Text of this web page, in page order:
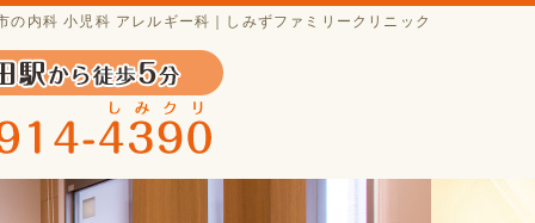
の内科 小児科 アレルギー科｜しみずファミリークリニック